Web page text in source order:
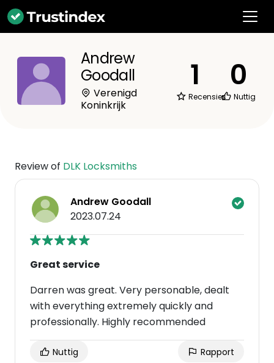
Andrew
Goodall
Verenigd
Koninkrijk
1
Recensies
0
Nuttig
Review of DLK Locksmiths
Andrew Goodall
2023.07.24
Great service
Darren was great. Very personable, dealt
with everything extremely quickly and
professionally. Highly recommended
Nuttig Rapport